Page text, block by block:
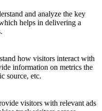
and analyze the key
helps in delivering a
how visitors interact with
information on metrics the
source, etc.
visitors with relevant ads